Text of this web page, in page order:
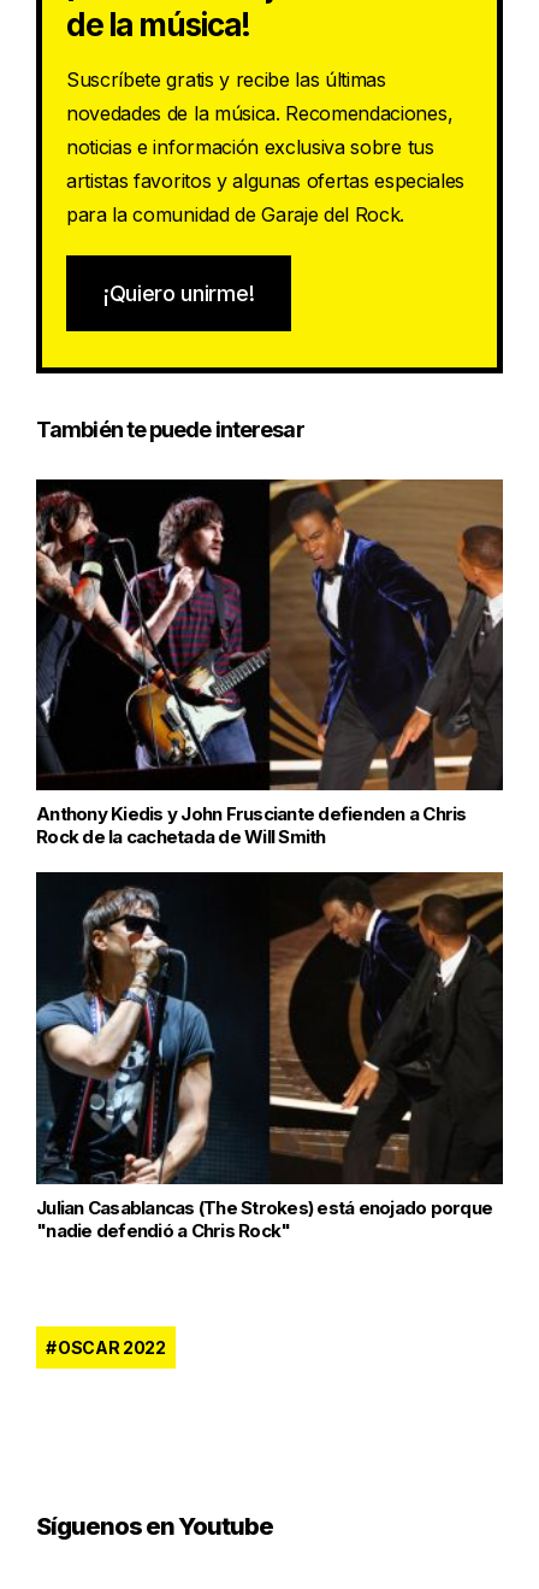
de la música!
Suscríbete gratis y recibe las últimas
novedades de la música. Recomendaciones,
noticias e información exclusiva sobre tus
artistas favoritos y algunas ofertas especiales
para la comunidad de Garaje del Rock.
¡Quiero unirme!
También te puede interesar
Anthony Kiedis y John Frusciante defienden a Chris
Rock de la cachetada de Will Smith
Julian Casablancas (The Strokes) está enojado porque
"nadie defendió a Chris Rock"
OSCAR 2022
Síguenos en Youtube